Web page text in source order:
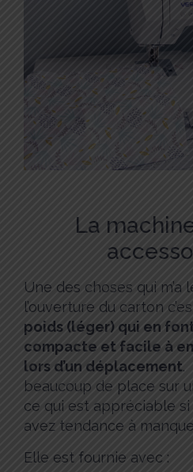
La
Une des choses qui m’a
l’ouverture du carton
poids (léger) qui en
compacte et facile à
lors d’un déplacement.
beaucoup de place sur
ce qui est appréciable
avez tendance à
Elle est fournie avec :